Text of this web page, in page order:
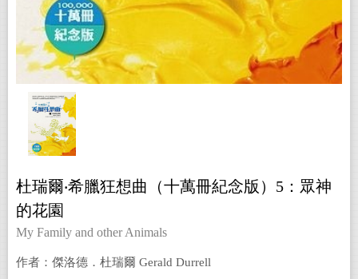
杜瑞爾‧希臘狂想曲（十萬冊紀念版）5：眾神
的花園
My Family and other Animals
作者：傑洛德．杜瑞爾 Gerald Durrell